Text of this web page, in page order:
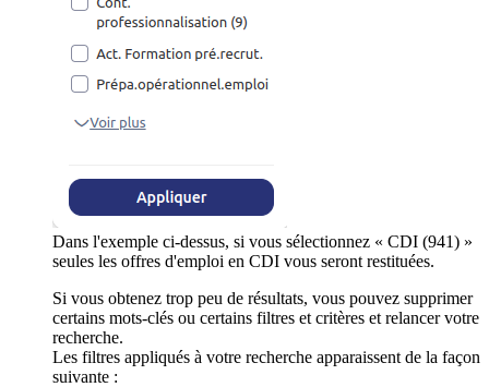
Dans l'exemple ci-dessus, si vous sélectionnez « CDI (941) »
seules les offres d'emploi en CDI vous seront restituées.
Si vous obtenez trop peu de résultats, vous pouvez supprimer
certains mots-clés ou certains filtres et critères et relancer votre
recherche.
Les filtres appliqués à votre recherche apparaissent de la façon
suivante :